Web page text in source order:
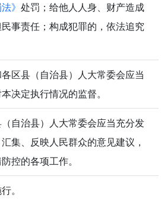
》 处罚；给他人人身、财产造成
事责任；构成犯罪的，依法追究
区县（自治县）人大常委会应当
决定执行情况的监督。
自治县）人大常委会应当充分发
集、反映人民群众的意见建议，
控的各项工作。
。